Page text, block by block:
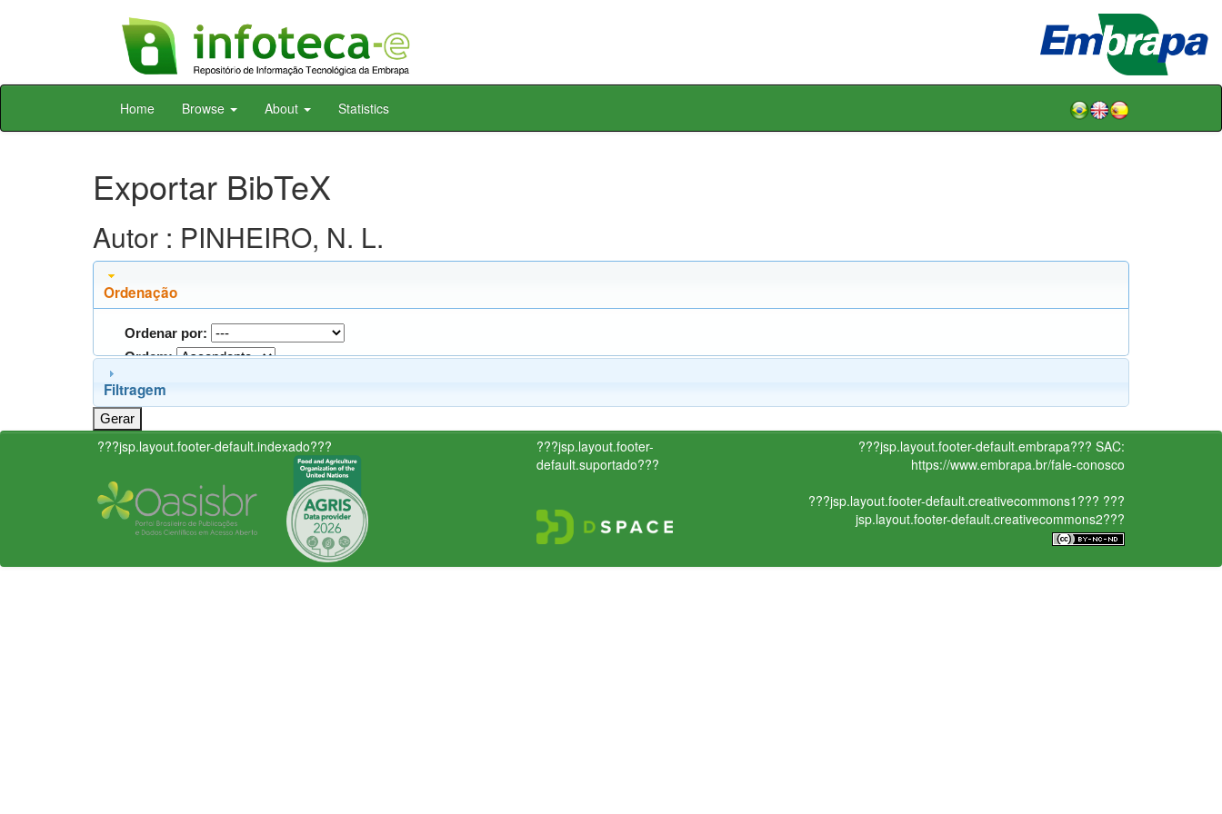
Skip
Home Browse About Statistics
Exportar BibTeX
Autor : PINHEIRO, N. L.
Ordenação
Ordenar por:
Ordem:
Filtragem
???jsp.layout.footer-default.indexado???
???jsp.layout.footer-
default.suportado???
???jsp.layout.footer-default.embrapa??? SAC:
https://www.embrapa.br/fale-conosco
???jsp.layout.footer-default.creativecommons1??? ???
jsp.layout.footer-default.creativecommons2???